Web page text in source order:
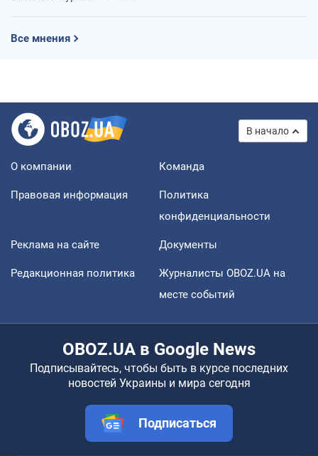
Все мнения
В начало
О компании Команда
Правовая информация
Политика
конфиденциальности
Реклама на сайте Документы
Редакционная политика
Журналисты OBOZ.UA на
месте событий
OBOZ.UA в Google News
Подписывайтесь, чтобы быть в курсе последних
новостей Украины и мира сегодня
Подписаться